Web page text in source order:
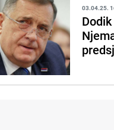
03.04.25.